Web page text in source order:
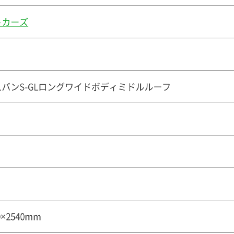
ーズ
ンS-GLロングワイドボディミドルルーフ